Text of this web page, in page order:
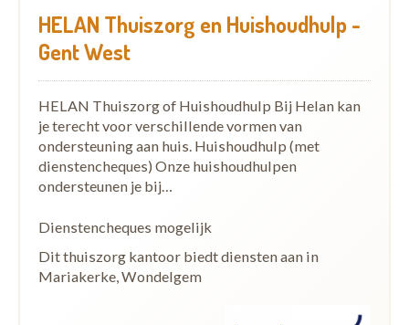
HELAN Thuiszorg en Huishoudhulp -
Gent West
HELAN Thuiszorg of Huishoudhulp Bij Helan kan
je terecht voor verschillende vormen van
ondersteuning aan huis. Huishoudhulp (met
dienstencheques) Onze huishoudhulpen
ondersteunen je bij…
Dienstencheques mogelijk
Dit thuiszorg kantoor biedt diensten aan in
Mariakerke, Wondelgem